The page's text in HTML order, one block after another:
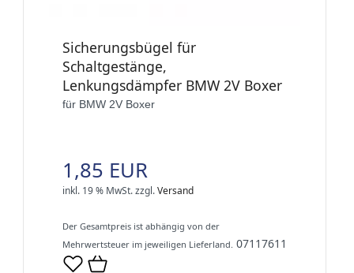
Sicherungsbügel für
Schaltgestänge,
Lenkungsdämpfer BMW 2V Boxer
für BMW 2V Boxer
1,85 EUR
inkl. 19 % MwSt.zzgl.Versand
Der Gesamtpreis ist abhängig von der
Mehrwertsteuer im jeweiligen Lieferland. 07117611